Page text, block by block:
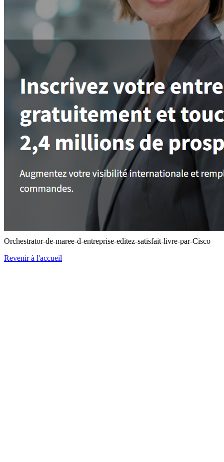
Orchestrator-de-maree-d-entreprise-editez-satisfait-livre-par-Cisco
Revenir à l'accueil